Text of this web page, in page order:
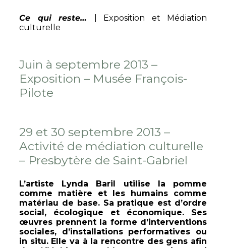
Ce qui reste…
| Exposition et Médiation
culturelle
Juin à septembre 2013 –
Exposition – Musée François-
Pilote
29 et 30 septembre 2013 –
Activité de médiation culturelle
– Presbytère de Saint-Gabriel
L’artiste Lynda Baril utilise la pomme
comme matière et les humains comme
matériau de base. Sa pratique est d’ordre
social, écologique et économique. Ses
œuvres prennent la forme d’interventions
sociales, d’installations performatives ou
in situ. Elle va à la rencontre des gens afin